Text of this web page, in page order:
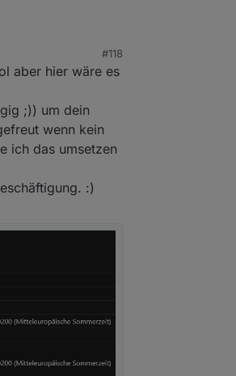
array mit json
nicht
#118
aber hier wäre es
;)) um dein
wenn kein
ich das umsetzen
:)